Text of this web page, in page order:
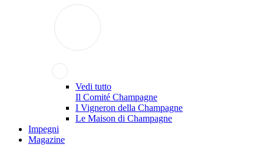
Vedi tutto
Il Comité Champagne
I Vigneron della Champagne
Le Maison di Champagne
Impegni
Magazine